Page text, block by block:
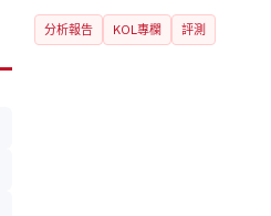
分析報告 KOL專欄 評測